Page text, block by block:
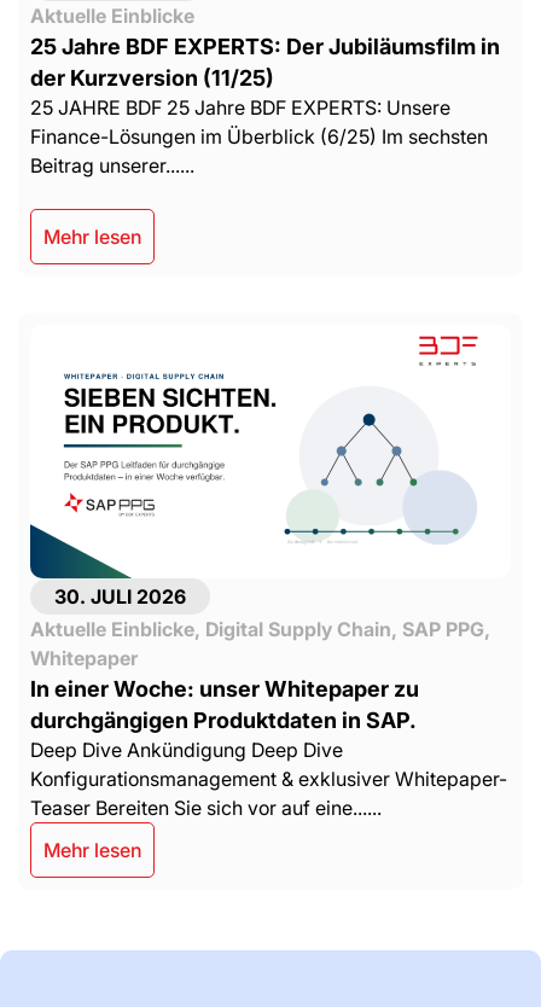
Aktuelle Einblicke
25 Jahre BDF EXPERTS: Der Jubiläumsfilm in
der Kurzversion (11/25)
25 JAHRE BDF 25 Jahre BDF EXPERTS: Unsere
Finance-Lösungen im Überblick (6/25) Im sechsten
Beitrag unserer......
Mehr lesen
30. JULI 2026
Aktuelle Einblicke, Digital Supply Chain, SAP PPG,
Whitepaper
In einer Woche: unser Whitepaper zu
durchgängigen Produktdaten in SAP.
Deep Dive Ankündigung Deep Dive
Konfigurationsmanagement & exklusiver Whitepaper-
Teaser Bereiten Sie sich vor auf eine......
Mehr lesen